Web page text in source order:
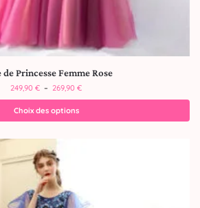
de Princesse Femme Rose
249,90 € – 269,90 €
Choix des options